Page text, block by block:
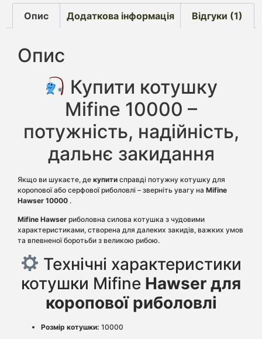
Опис Додаткова інформація Відгуки (1)
Опис
Купити котушку
Mifine 10000 –
потужність, надійність,
дальнє закидання
Якщо ви шукаєте, де купити справді потужну котушку для
коропової або серфової риболовлі – зверніть увагу на Mifine
Hawser 10000 .
Mifine Hawser риболовна силова котушка з чудовими
характеристиками, створена для далеких закидів, важких умов
та впевненої боротьби з великою рибою.
Технічні характеристики
котушки Mifine Hawser для
коропової риболовлі
Розмір котушки: 10000